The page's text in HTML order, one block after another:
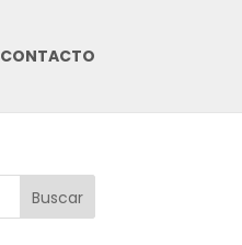
CONTACTO
Buscar